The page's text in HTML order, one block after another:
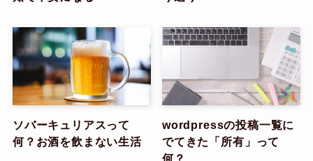
ソバーキュリアスって
何？お酒を飲まない生活
wordpressの投稿一覧に
でてきた「所有」って
何？